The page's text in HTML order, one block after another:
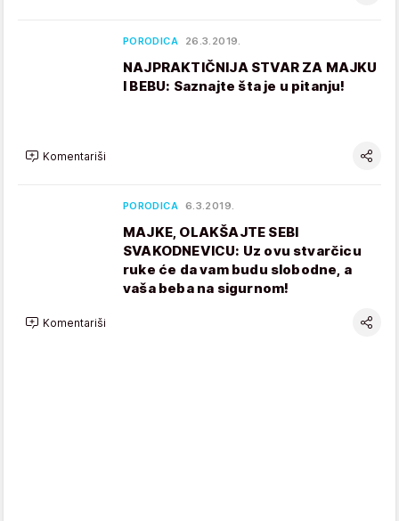
PORODICA 26.3.2019.
NAJPRAKTIČNIJA STVAR ZA MAJKU
I BEBU: Saznajte šta je u pitanju!
Komentariši
PORODICA 6.3.2019.
MAJKE, OLAKŠAJTE SEBI
SVAKODNEVICU: Uz ovu stvarčicu
ruke će da vam budu slobodne, a
vaša beba na sigurnom!
Komentariši